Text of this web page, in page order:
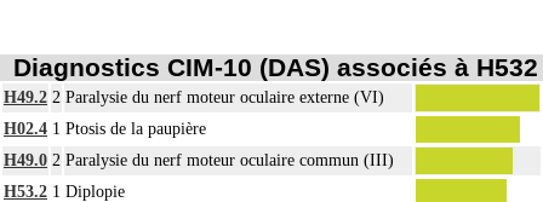
Diagnostics CIM-10 (DAS) associés à H532
H49.2 2 Paralysie du nerf moteur oculaire externe (VI)
H02.4 1 Ptosis de la paupière
H49.0 2 Paralysie du nerf moteur oculaire commun (III)
H53.2 1 Diplopie